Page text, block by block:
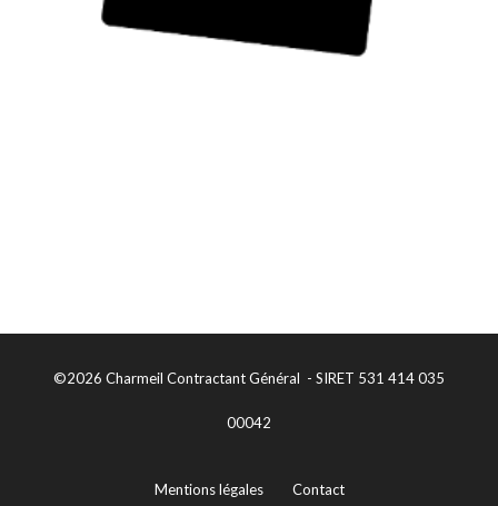
©2026 Charmeil Contractant Général - SIRET 531 414 035
00042
Mentions légales Contact